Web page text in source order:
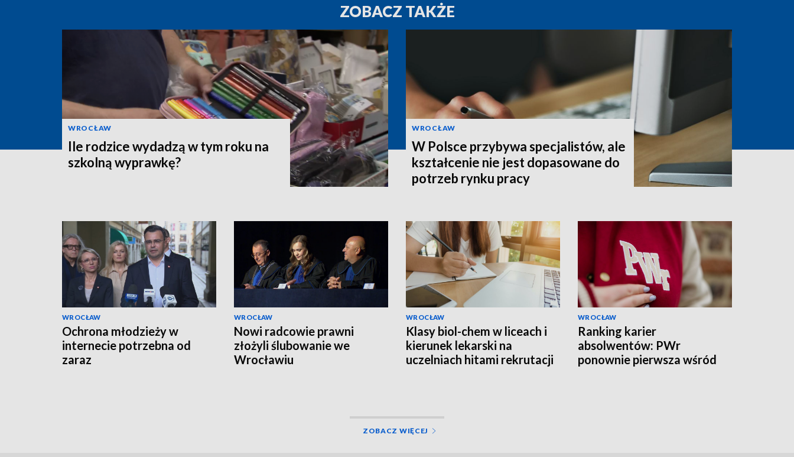
ZOBACZ TAKŻE
WROCŁAW
Ile rodzice wydadzą w tym roku na
szkolną wyprawkę?
WROCŁAW
W Polsce przybywa specjalistów, ale
kształcenie nie jest dopasowane do
potrzeb rynku pracy
WROCŁAW
Ochrona młodzieży w
internecie potrzebna od
zaraz
WROCŁAW
Nowi radcowie prawni
złożyli ślubowanie we
Wrocławiu
WROCŁAW
Klasy biol-chem w liceach i
kierunek lekarski na
uczelniach hitami rekrutacji
WROCŁAW
Ranking karier
absolwentów: PWr
ponownie pierwsza wśród
ZOBACZ WIĘCEJ